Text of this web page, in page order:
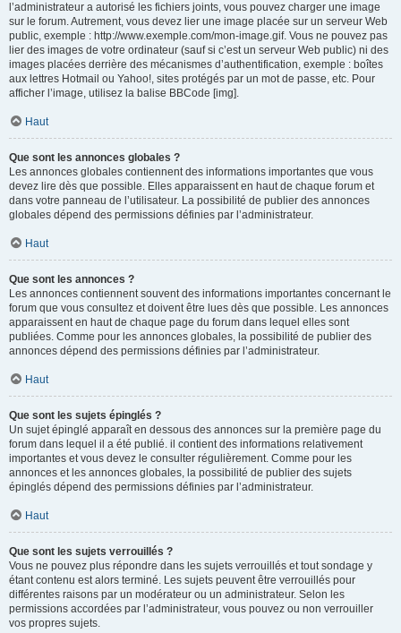
l’administrateur a autorisé les fichiers joints, vous pouvez charger une image
sur le forum. Autrement, vous devez lier une image placée sur un serveur Web
public, exemple : http://www.exemple.com/mon-image.gif. Vous ne pouvez pas
lier des images de votre ordinateur (sauf si c’est un serveur Web public) ni des
images placées derrière des mécanismes d’authentification, exemple : boîtes
aux lettres Hotmail ou Yahoo!, sites protégés par un mot de passe, etc. Pour
afficher l’image, utilisez la balise BBCode [img].
Haut
Que sont les annonces globales ?
Les annonces globales contiennent des informations importantes que vous
devez lire dès que possible. Elles apparaissent en haut de chaque forum et
dans votre panneau de l’utilisateur. La possibilité de publier des annonces
globales dépend des permissions définies par l’administrateur.
Haut
Que sont les annonces ?
Les annonces contiennent souvent des informations importantes concernant le
forum que vous consultez et doivent être lues dès que possible. Les annonces
apparaissent en haut de chaque page du forum dans lequel elles sont
publiées. Comme pour les annonces globales, la possibilité de publier des
annonces dépend des permissions définies par l’administrateur.
Haut
Que sont les sujets épinglés ?
Un sujet épinglé apparaît en dessous des annonces sur la première page du
forum dans lequel il a été publié. il contient des informations relativement
importantes et vous devez le consulter régulièrement. Comme pour les
annonces et les annonces globales, la possibilité de publier des sujets
épinglés dépend des permissions définies par l’administrateur.
Haut
Que sont les sujets verrouillés ?
Vous ne pouvez plus répondre dans les sujets verrouillés et tout sondage y
étant contenu est alors terminé. Les sujets peuvent être verrouillés pour
différentes raisons par un modérateur ou un administrateur. Selon les
permissions accordées par l’administrateur, vous pouvez ou non verrouiller
vos propres sujets.